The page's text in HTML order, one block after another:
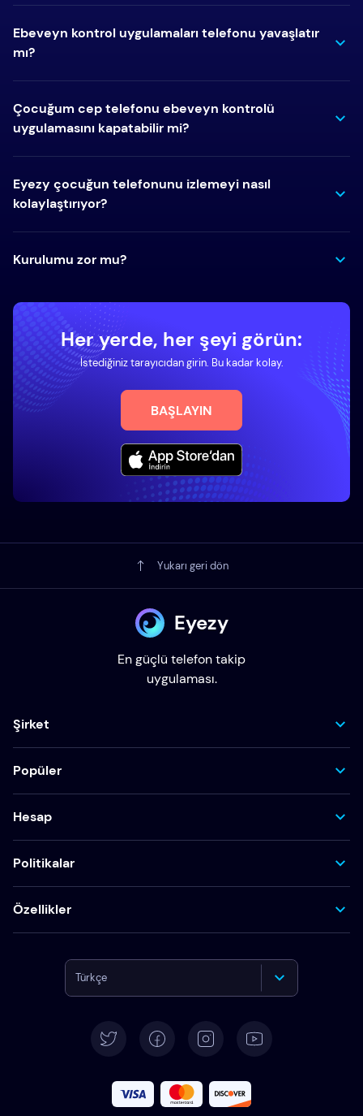
Ebeveyn kontrol uygulamaları telefonu yavaşlatır
mı?
Çocuğum cep telefonu ebeveyn kontrolü
uygulamasını kapatabilir mi?
Eyezy çocuğun telefonunu izlemeyi nasıl
kolaylaştırıyor?
Kurulumu zor mu?
Her yerde, her şeyi görün:
İstediğiniz tarayıcıdan girin. Bu kadar kolay.
BAŞLAYIN
Yukarı geri dön
Eyezy
En güçlü telefon takip
uygulaması.
Şirket
Popüler
Hesap
Politikalar
Özellikler
Türkçe
Deutsch
Español